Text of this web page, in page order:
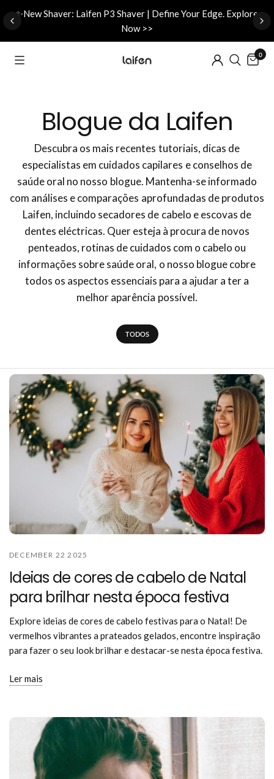
✨New Shaver: Laifen P3 Shaver | Define Your Edge. Explore
Now >>
0
Blogue da Laifen
Descubra os mais recentes tutoriais, dicas de
especialistas em cuidados capilares e conselhos de
saúde oral no nosso blogue. Mantenha-se informado
com análises e comparações aprofundadas de produtos
Laifen, incluindo secadores de cabelo e escovas de
dentes eléctricas. Quer esteja à procura de novos
penteados, rotinas de cuidados com o cabelo ou
informações sobre saúde oral, o nosso blogue cobre
todos os aspectos essenciais para a ajudar a ter a
melhor aparência possível.
TODOS
DECEMBER 22 2025
Ideias de cores de cabelo de Natal
para brilhar nesta época festiva
Explore ideias de cores de cabelo festivas para o Natal! De
vermelhos vibrantes a prateados gelados, encontre inspiração
para fazer o seu look brilhar e destacar-se nesta época festiva.
Ler mais